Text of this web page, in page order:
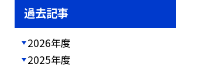
過去記事
2026年度
2025年度